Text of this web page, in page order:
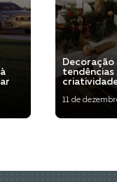
Decoração
tendências
11 de